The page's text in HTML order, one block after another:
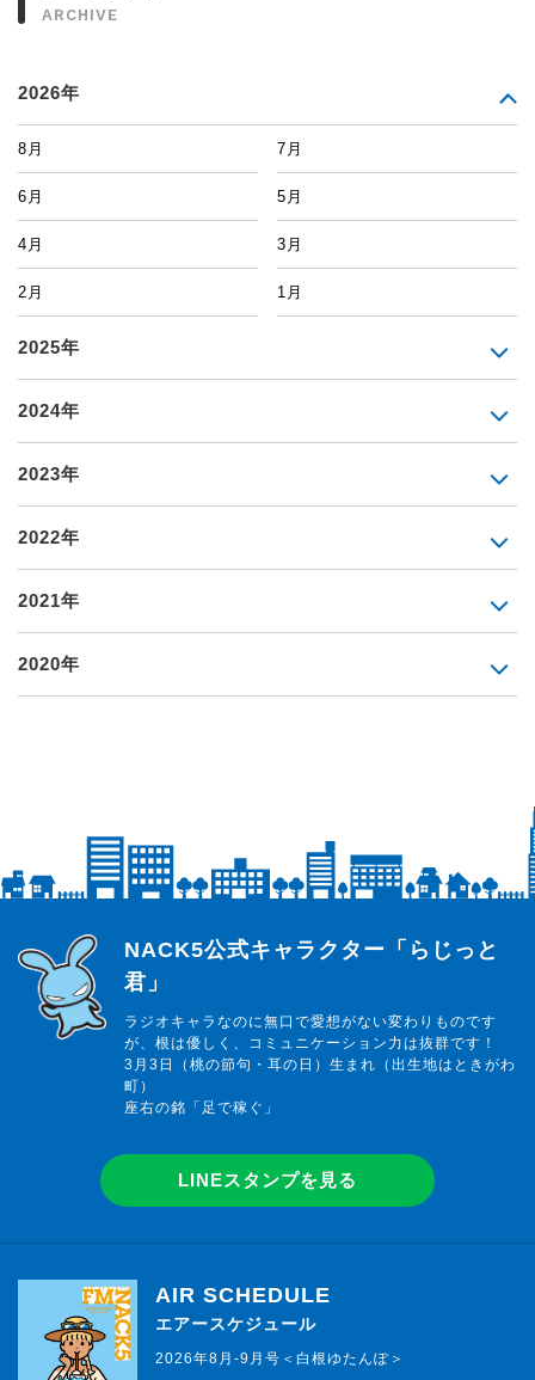
ARCHIVE
2026年
8月 7月
6月 5月
4月 3月
2月 1月
2025年
2024年
2023年
2022年
2021年
2020年
らじっと君
NACK5公式キャラクター「らじっと
君」
ラジオキャラなのに無口で愛想がない変わりものです
が、根は優しく、コミュニケーション力は抜群です！
3月3日（桃の節句・耳の日）生まれ（出生地はときがわ
町）
座右の銘「足で稼ぐ」
LINEスタンプを見る
AIR SCHEDULE
エアースケジュール
2026年8月-9月号＜白根ゆたんぽ＞